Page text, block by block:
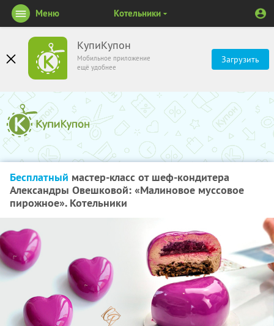
КупиКупон
Мобильное приложение
ещё удобнее
Загрузить
Меню Котельники
Бесплатный мастер-класс от шеф-кондитера
Александры Овешковой: «Малиновое муссовое
пирожное». Котельники